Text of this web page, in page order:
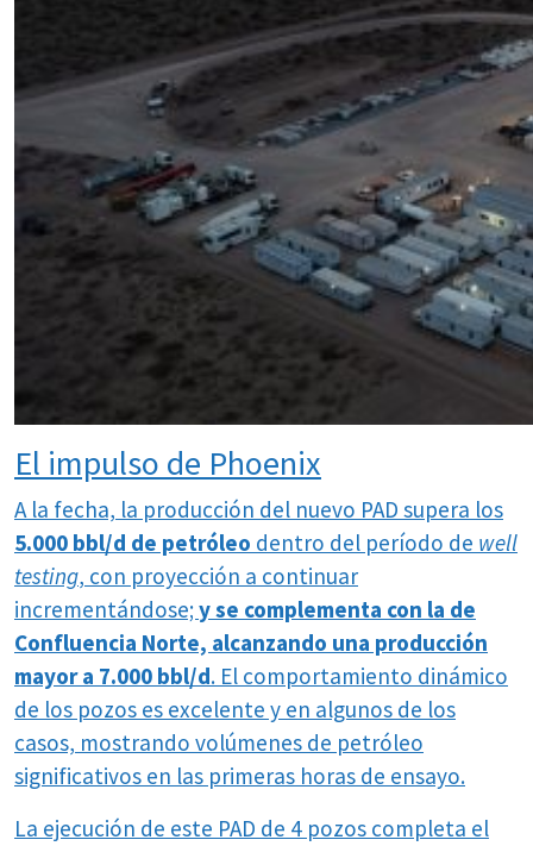
El impulso de Phoenix
A la fecha, la producción del nuevo PAD supera los
5.000 bbl/d de petróleo dentro del período de well
testing, con proyección a continuar
incrementándose;y se complementa con la de
Confluencia Norte, alcanzando una producción
mayor a 7.000 bbl/d. El comportamiento dinámico
de los pozos es excelente y en algunos de los
casos, mostrando volúmenes de petróleo
significativos en las primeras horas de ensayo.
La ejecución de este PAD de 4 pozos completa el